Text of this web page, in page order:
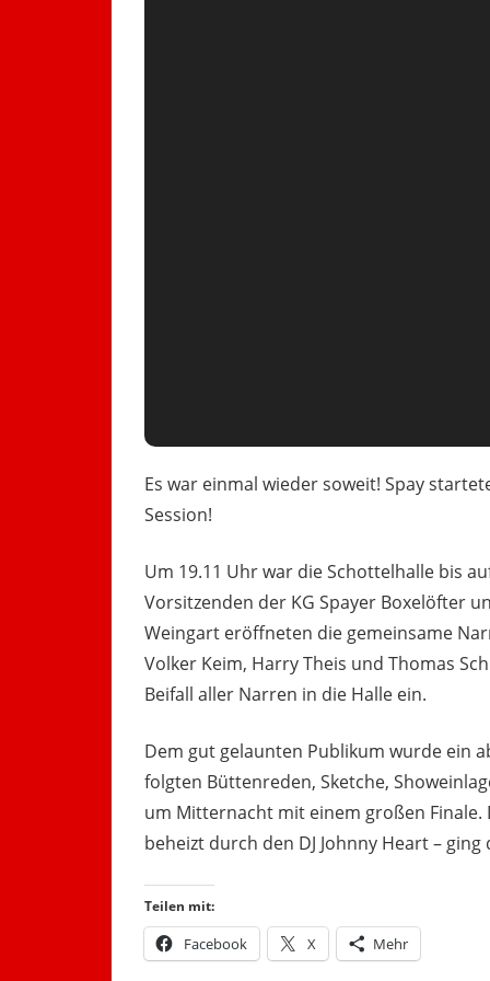
Es war einmal wieder soweit! Spay
Session!
Um 19.11 Uhr war die Schottelhalle bis
Vorsitzenden der KG Spayer Boxelöfter
Weingart eröffneten die gemeinsame
Volker Keim, Harry Theis und Thomas
Beifall aller Narren in die Halle ein.
Dem gut gelaunten Publikum wurde ein
folgten Büttenreden, Sketche,
um Mitternacht mit einem großen
beheizt durch den DJ Johnny Heart –
Teilen mit:
Facebook X Mehr